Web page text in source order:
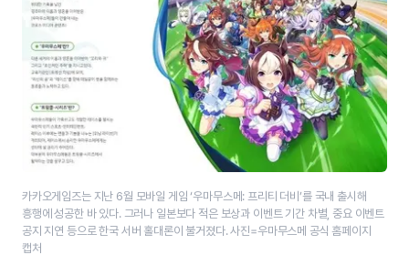
카카오게임즈는 지난 6월 모바일 게임 ‘우마무스메: 프리티 더비’를 국내 출시해
흥행에 성공한 바 있다. 그러나 일본보다 적은 보상과 이벤트 기간 차별, 중요 이벤트
공지 지연 등으로 한국 서버 홀대론이 불거졌다.​ 사진=우마무스메 공식 홈페이지
캡처